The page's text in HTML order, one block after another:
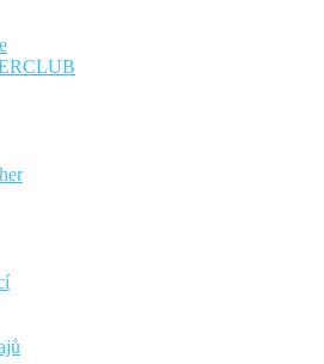
klimatickou taxu v závislosti na
zavedením případných hygienických
letiště